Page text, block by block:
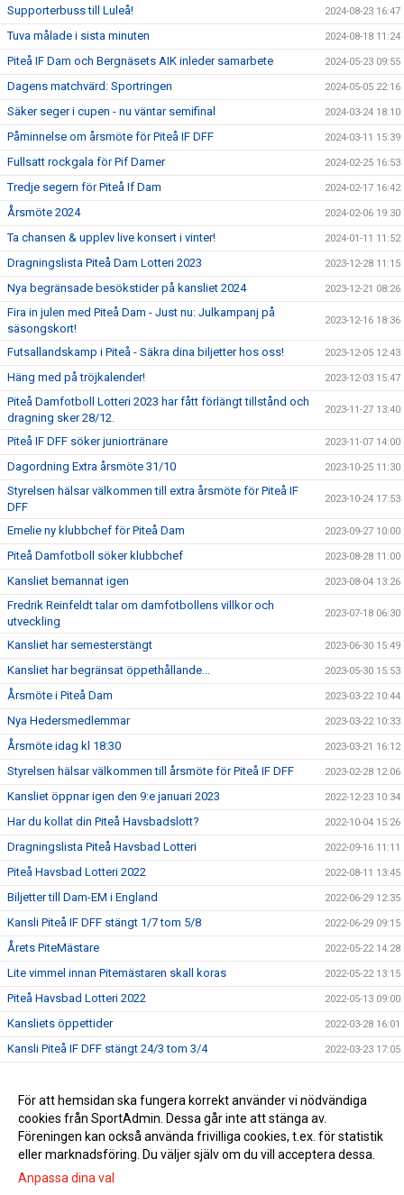
Supporterbuss till Luleå! 2024-08-23 16:47
Tuva målade i sista minuten 2024-08-18 11:24
Piteå IF Dam och Bergnäsets AIK inleder samarbete 2024-05-23 09:55
Dagens matchvärd: Sportringen 2024-05-05 22:16
Säker seger i cupen - nu väntar semifinal 2024-03-24 18:10
Påminnelse om årsmöte för Piteå IF DFF 2024-03-11 15:39
Fullsatt rockgala för Pif Damer 2024-02-25 16:53
Tredje segern för Piteå If Dam 2024-02-17 16:42
Årsmöte 2024 2024-02-06 19:30
Ta chansen & upplev live konsert i vinter! 2024-01-11 11:52
Dragningslista Piteå Dam Lotteri 2023 2023-12-28 11:15
Nya begränsade besökstider på kansliet 2024 2023-12-21 08:26
Fira in julen med Piteå Dam - Just nu: Julkampanj på
säsongskort!
2023-12-16 18:36
Futsallandskamp i Piteå - Säkra dina biljetter hos oss! 2023-12-05 12:43
Häng med på tröjkalender! 2023-12-03 15:47
Piteå Damfotboll Lotteri 2023 har fått förlängt tillstånd och
dragning sker 28/12.
2023-11-27 13:40
Piteå IF DFF söker juniortränare 2023-11-07 14:00
Dagordning Extra årsmöte 31/10 2023-10-25 11:30
Styrelsen hälsar välkommen till extra årsmöte för Piteå IF
DFF
2023-10-24 17:53
Emelie ny klubbchef för Piteå Dam 2023-09-27 10:00
Piteå Damfotboll söker klubbchef 2023-08-28 11:00
Kansliet bemannat igen 2023-08-04 13:26
Fredrik Reinfeldt talar om damfotbollens villkor och
utveckling
2023-07-18 06:30
Kansliet har semesterstängt 2023-06-30 15:49
Kansliet har begränsat öppethållande... 2023-05-30 15:53
Årsmöte i Piteå Dam 2023-03-22 10:44
Nya Hedersmedlemmar 2023-03-22 10:33
Årsmöte idag kl 18:30 2023-03-21 16:12
Styrelsen hälsar välkommen till årsmöte för Piteå IF DFF 2023-02-28 12:06
Kansliet öppnar igen den 9:e januari 2023 2022-12-23 10:34
Har du kollat din Piteå Havsbadslott? 2022-10-04 15:26
Dragningslista Piteå Havsbad Lotteri 2022-09-16 11:11
Piteå Havsbad Lotteri 2022 2022-08-11 13:45
Biljetter till Dam-EM i England 2022-06-29 12:35
Kansli Piteå IF DFF stängt 1/7 tom 5/8 2022-06-29 09:15
Årets PiteMästare 2022-05-22 14:28
Lite vimmel innan Pitemästaren skall koras 2022-05-22 13:15
Piteå Havsbad Lotteri 2022 2022-05-13 09:00
Kansliets öppettider 2022-03-28 16:01
Kansli Piteå IF DFF stängt 24/3 tom 3/4 2022-03-23 17:05
Träningsmatcher i helgen utan publik 2022-02-04 10:00
Ny byter Piteå IF DFF hemsida 2021-09-14 14:09
För att hemsidan ska fungera korrekt använder vi nödvändiga
cookies från SportAdmin. Dessa går inte att stänga av.
Föreningen kan också använda frivilliga cookies, t.ex. för statistik
eller marknadsföring. Du väljer själv om du vill acceptera dessa.
Anpassa dina val